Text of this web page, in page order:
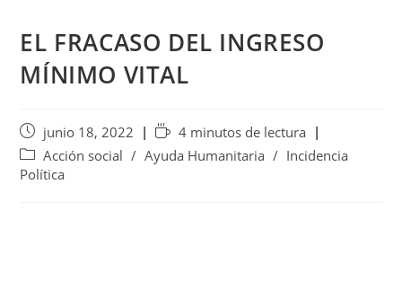
EL FRACASO DEL INGRESO
MÍNIMO VITAL
junio 18, 2022
4 minutos de lectura
Acción social
/ Ayuda Humanitaria / Incidencia
Política